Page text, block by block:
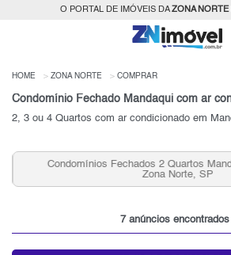
O PORTAL DE IMÓVEIS DAZONA NORTE
HOME ZONA NORTE COMPRAR
2, 3 ou 4 Quartos com ar condicionado em
Condomínios Fechados 2 Quartos
Zona Norte, SP
7 anúncios encontrados